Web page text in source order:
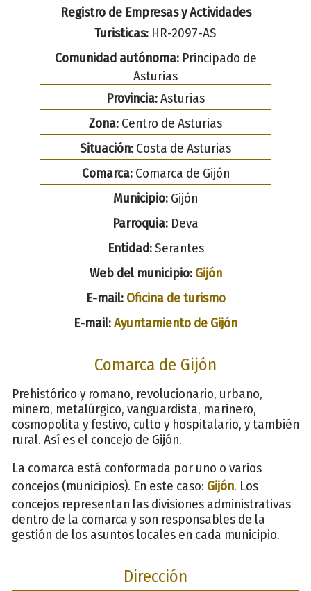
Registro de Empresas y Actividades
Turisticas: HR-2097-AS
Comunidad autónoma:Principado de
Asturias
Provincia:Asturias
Zona: Centro de Asturias
Situación: Costa de Asturias
Comarca:Comarca de Gijón
Municipio: Gijón
Parroquia: Deva
Entidad:Serantes
Web del municipio: Gijón
E-mail: Oficina de turismo
E-mail:Ayuntamiento de Gijón
Comarca de Gijón
Prehistórico y romano, revolucionario, urbano,
minero, metalúrgico, vanguardista, marinero,
cosmopolita y festivo, culto y hospitalario, y también
rural. Así es el concejo de Gijón.
La comarca está conformada por uno o varios
concejos (municipios). En este caso: Gijón. Los
concejos representan las divisiones administrativas
dentro de la comarca y son responsables de la
gestión de los asuntos locales en cada municipio.
Dirección